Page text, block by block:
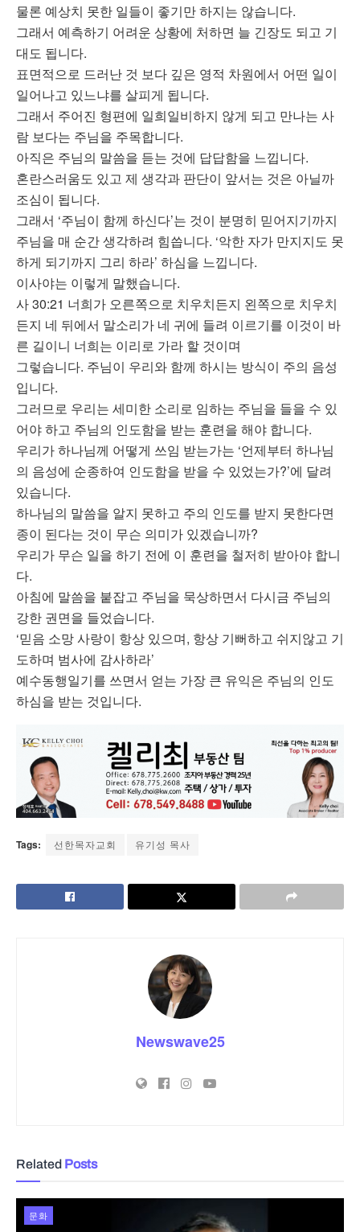
물론 예상치 못한 일들이 좋기만 하지는 않습니다.
그래서 예측하기 어려운 상황에 처하면 늘 긴장도 되고 기
대도 됩니다.
표면적으로 드러난 것 보다 깊은 영적 차원에서 어떤 일이
일어나고 있느냐를 살피게 됩니다.
그래서 주어진 형편에 일희일비하지 않게 되고 만나는 사
람 보다는 주님을 주목합니다.
아직은 주님의 말씀을 듣는 것에 답답함을 느낍니다.
혼란스러움도 있고 제 생각과 판단이 앞서는 것은 아닐까
조심이 됩니다.
그래서 ‘주님이 함께 하신다’는 것이 분명히 믿어지기까지
주님을 매 순간 생각하려 힘씁니다. ‘악한 자가 만지지도 못
하게 되기까지 그리 하라’ 하심을 느낍니다.
이사야는 이렇게 말했습니다.
사 30:21 너희가 오른쪽으로 치우치든지 왼쪽으로 치우치
든지 네 뒤에서 말소리가 네 귀에 들려 이르기를 이것이 바
른 길이니 너희는 이리로 가라 할 것이며
그렇습니다. 주님이 우리와 함께 하시는 방식이 주의 음성
입니다.
그러므로 우리는 세미한 소리로 임하는 주님을 들을 수 있
어야 하고 주님의 인도함을 받는 훈련을 해야 합니다.
우리가 하나님께 어떻게 쓰임 받는가는 ‘언제부터 하나님
의 음성에 순종하여 인도함을 받을 수 있었는가?’에 달려
있습니다.
하나님의 말씀을 알지 못하고 주의 인도를 받지 못한다면
종이 된다는 것이 무슨 의미가 있겠습니까?
우리가 무슨 일을 하기 전에 이 훈련을 철저히 받아야 합니
다.
아침에 말씀을 붙잡고 주님을 묵상하면서 다시금 주님의
강한 권면을 들었습니다.
‘믿음 소망 사랑이 항상 있으며, 항상 기뻐하고 쉬지않고 기
도하며 범사에 감사하라’
예수동행일기를 쓰면서 얻는 가장 큰 유익은 주님의 인도
하심을 받는 것입니다.
Tags: 선한목자교회 유기성 목사
Newswave25
Related Posts
문화